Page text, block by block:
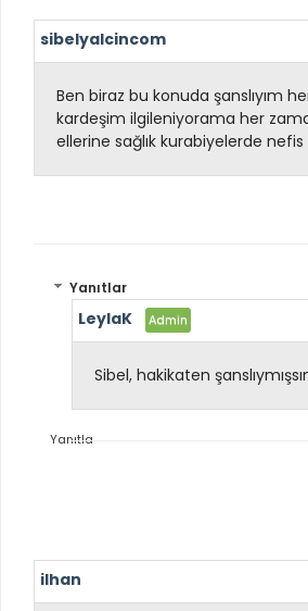
sibelyalcincom
Ben biraz bu konuda şanslıyım
kardeşim ilgileniyorama her
ellerine sağlık kurabiyelerde
Yanıtlar
LeylaK
Sibel, hakikaten
Yanıtla
ilhan